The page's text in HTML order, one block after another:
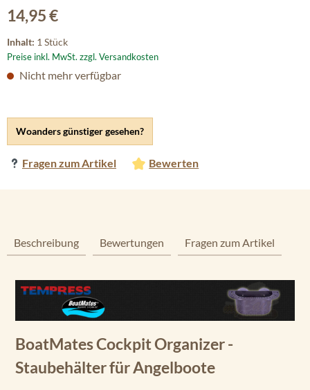
Durchschnittliche Bewertung von 4.9 von 5 Sternen
Regulärer Preis:
14,95 €
Inhalt: 1 Stück
Preise inkl. MwSt. zzgl. Versandkosten
Woanders günstiger gesehen?
Fragen zum Artikel Bewerten
Nicht mehr verfügbar
Beschreibung Bewertungen Fragen zum Artikel
BoatMates Cockpit Organizer -
Staubehälter für Angelboote